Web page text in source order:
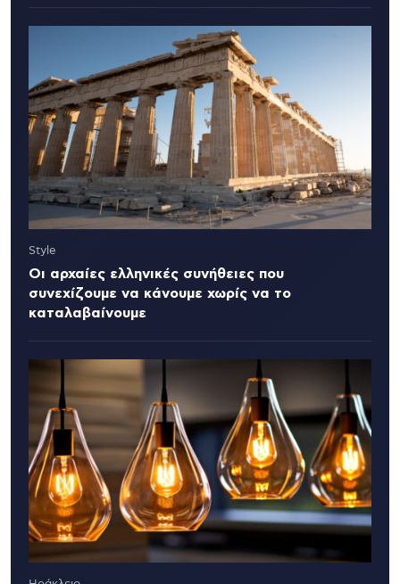
Style
Οι αρχαίες ελληνικές συνήθειες που
συνεχίζουμε να κάνουμε χωρίς να το
καταλαβαίνουμε